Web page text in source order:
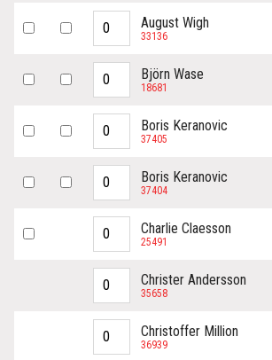
August Wigh
33136
Björn Wase
18681
Boris Keranovic
37405
Boris Keranovic
37404
Charlie Claesson
25491
Christer Andersson
35658
Christoffer Million
36939